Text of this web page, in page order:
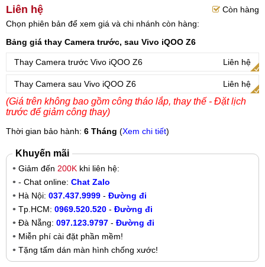
Liên hệ
Còn hàng
Chọn phiên bản để xem giá và chi nhánh còn hàng:
Bảng giá thay Camera trước, sau Vivo iQOO Z6
Thay Camera trước Vivo iQOO Z6 Liên hệ
Thay Camera sau Vivo iQOO Z6 Liên hệ
(Giá trên không bao gồm công tháo lắp, thay thế - Đặt lịch
trước để giảm công thay)
Thời gian bảo hành: 6 Tháng (Xem chi tiết)
Khuyến mãi
Giảm đến 200K khi liên hệ:
- Chat online: Chat Zalo
Hà Nội: 037.437.9999 - Đường đi
Tp.HCM: 0969.520.520 - Đường đi
Đà Nẵng: 097.123.9797 - Đường đi
Miễn phí cài đặt phần mềm!
Tặng tấm dán màn hình chống xước!